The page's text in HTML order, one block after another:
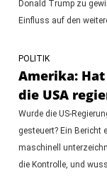
Donald Trump zu
Einfluss auf den
POLITIK
Amerika:
die USA
Wurde die US-
gesteuert? Ein
maschinell
die Kontrolle, und